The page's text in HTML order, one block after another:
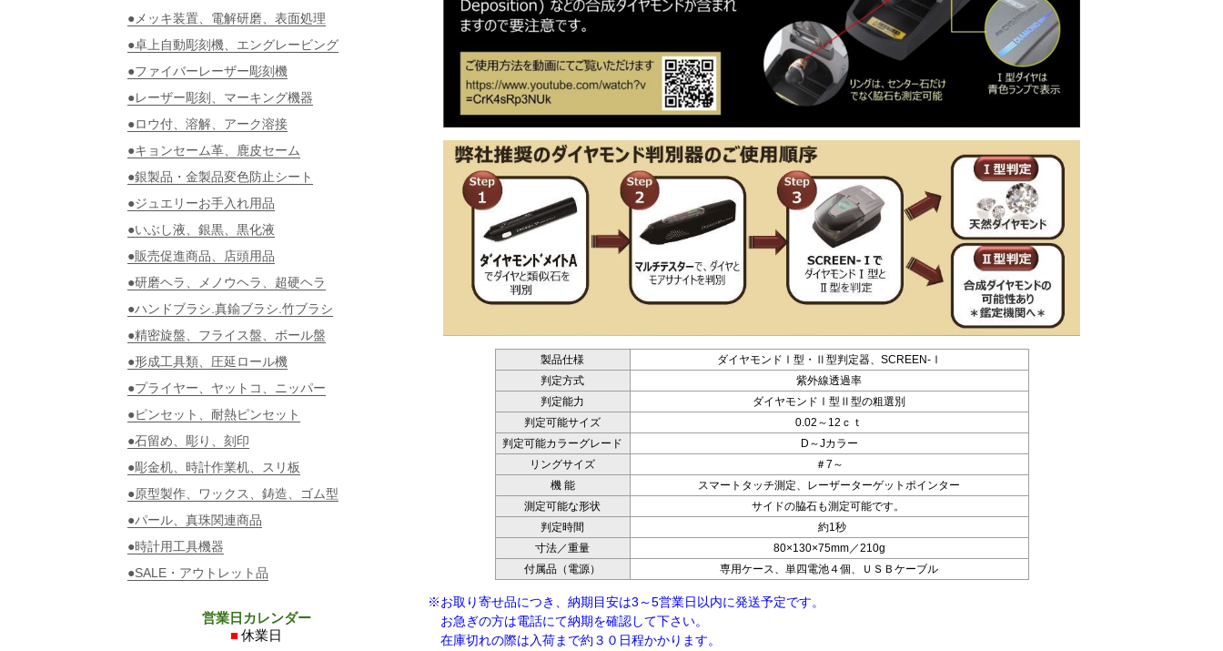
製品仕様
ダイヤモンドⅠ型・Ⅱ型判定器、SCREEN-Ⅰ
判定方式
紫外線透過率
判定能力
ダイヤモンドⅠ型Ⅱ型の粗選別
判定可能サイズ
0.02～12ｃｔ
判定可能カラーグレード
D～Jカラー
リングサイズ
＃7～
機 能
スマートタッチ測定、レーザーターゲットポインター
測定可能な形状
サイドの脇石も測定可能です。
判定時間
約1秒
寸法／重量
80×130×75mm／210g
付属品（電源）
専用ケース、単四電池４個、ＵＳＢケーブル
※お取り寄せ品につき、納期目安は3～5営業日以内に発送予定です。
お急ぎの方は電話にて納期を確認して下さい。
在庫切れの際は入荷まで約３０日程かかります。
●メッキ装置、電解研磨、表面処理
●卓上自動彫刻機、エングレービング
●ファイバーレーザー彫刻機
●レーザー彫刻、マーキング機器
●ロウ付、溶解、アーク溶接
●キョンセーム革、鹿皮セーム
●銀製品・金製品変色防止シート
●ジュエリーお手入れ用品
●いぶし液、銀黒、黒化液
●販売促進商品、店頭用品
●研磨ヘラ、メノウヘラ、超硬ヘラ
●ハンドブラシ.真鍮ブラシ.竹ブラシ
●精密旋盤、フライス盤、ボール盤
●形成工具類、圧延ロール機
●プライヤー、ヤットコ、ニッパー
●ピンセット、耐熱ピンセット
●石留め、彫り、刻印
●彫金机、時計作業机、スリ板
●原型製作、ワックス、鋳造、ゴム型
●パール、真珠関連商品
●時計用工具機器
●SALE・アウトレット品
営業日カレンダー
■休業日